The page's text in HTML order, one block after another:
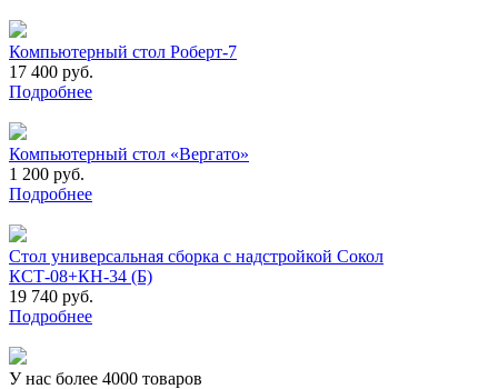
Компьютерный стол Роберт-7
17 400 руб.
Подробнее
Компьютерный стол «Вергато»
1 200 руб.
Подробнее
Стол универсальная сборка с надстройкой Сокол
КСТ-08+КН-34 (Б)
19 740 руб.
Подробнее
У нас более 4000 товаров